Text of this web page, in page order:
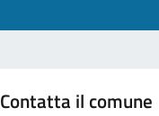
Contatta il comune